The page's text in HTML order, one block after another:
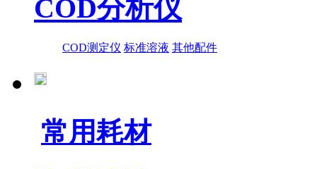
COD分析仪
COD测定仪 标准溶液 其他配件
常用耗材